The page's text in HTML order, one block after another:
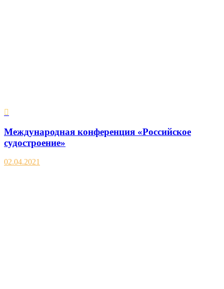
Международная конференция «Российское
судостроение»
02.04.2021